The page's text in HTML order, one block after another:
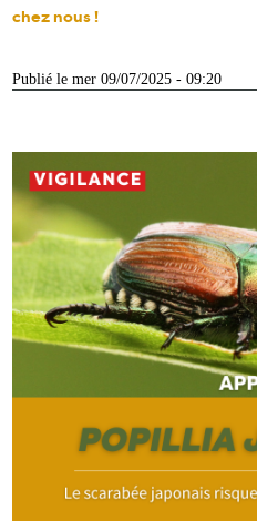
chez nous !
Publié le mer 09/07/2025 - 09:20